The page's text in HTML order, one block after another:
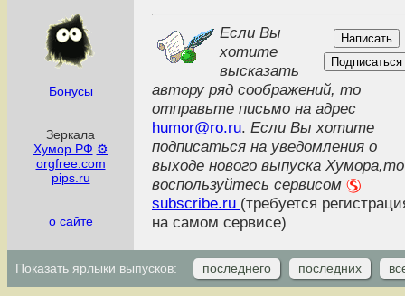
Бонусы
Зеркала
Хумор.РФ ⚙
orgfree.com
pips.ru
о сайте
статистика
Если Вы
хотите
высказать
автору ряд соображений, то
отправьте письмо на адрес
humor@ro.ru. Если Вы хотите
подписаться на уведомления о
выходе нового выпуска Хумора,то
воспользуйтесь сервисом
subscribe.ru (требуется
на самом сервисе)
Показать ярлыки выпусков: последнего последних